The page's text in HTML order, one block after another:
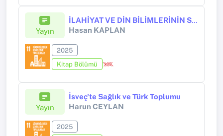
Yayın
İLAHİYAT VE DİN BİLİMLERİNİN SÜRDÜRÜLEBİLİR BİR DİNÎ FORMASYON OLUŞTURMADAKİ ROLÜ ÜZERİNE BAZI MÜLAHAZALAR
Hasan KAPLAN
2025
Kitap Bölümü
Yayın
İsveç'te Sağlık ve Türk Toplumu
Harun CEYLAN
2025